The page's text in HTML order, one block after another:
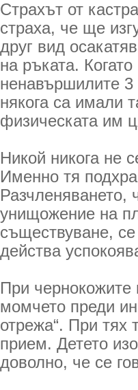
Страхът от
страха, че ще
друг вид
на ръката.
ненавършилите 3
някога са имали
физическата им
Никой никога не
Именно тя
Разчленяването,
унищожение на
съществуване,
действа
При чернокожите
момчето преди
отрежа“. При тях
прием. Детето
доволно, че се